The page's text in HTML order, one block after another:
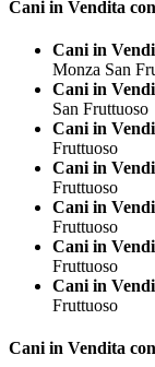
Cani in Vendita
Cani in
Monza San
Cani in
San Fruttuoso
Cani in
Fruttuoso
Cani in
Fruttuoso
Cani in
Fruttuoso
Cani in
Fruttuoso
Cani in
Fruttuoso
Cani in Vendita